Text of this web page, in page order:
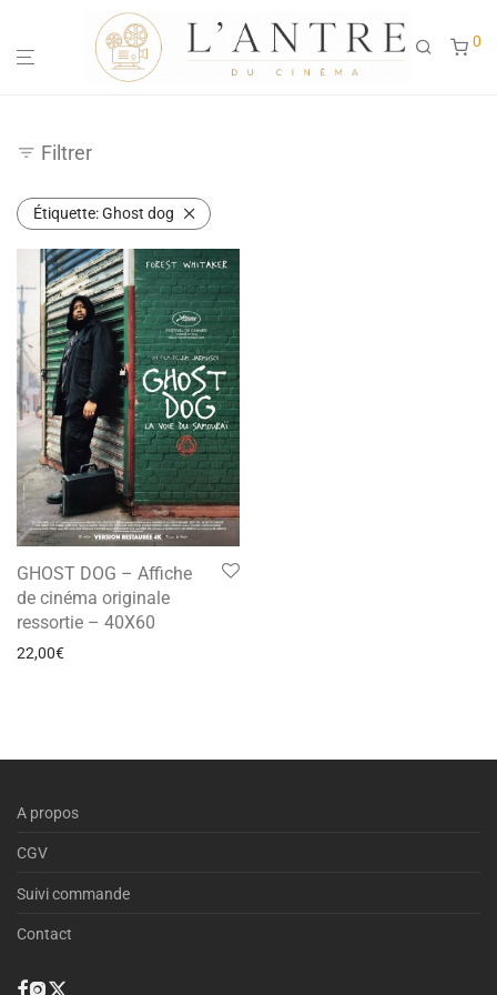
0
Filtrer
Étiquette:Ghost dog
GHOST DOG – Affiche
de cinéma originale
ressortie – 40X60
22,00€
A propos
CGV
Suivi commande
Contact